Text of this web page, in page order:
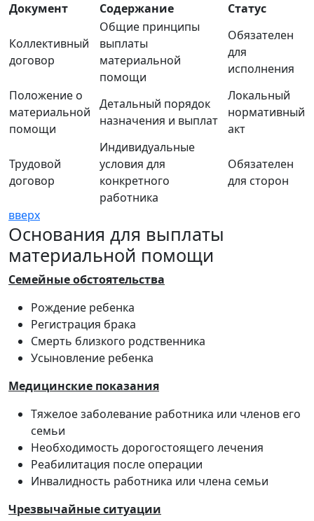
Документ
Содержание Статус
Коллективный
договор
Общие принципы
выплаты
материальной
помощи
Обязателен
для
исполнения
Положение о
материальной
помощи
Детальный порядок
назначения и выплат
Локальный
нормативный
акт
Трудовой
договор
Индивидуальные
условия для
конкретного
работника
Обязателен
для сторон
вверх
Основания для выплаты
материальной помощи
Семейные обстоятельства
Рождение ребенка
Регистрация брака
Смерть близкого родственника
Усыновление ребенка
Медицинские показания
Тяжелое заболевание работника или членов его
семьи
Необходимость дорогостоящего лечения
Реабилитация после операции
Инвалидность работника или члена семьи
Чрезвычайные ситуации